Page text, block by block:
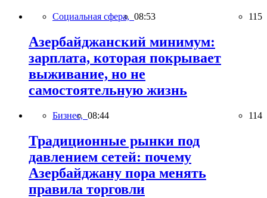
Социальная сфера, 08:53 115
Азербайджанский минимум:
зарплата, которая покрывает
выживание, но не
самостоятельную жизнь
Бизнес, 08:44 114
Традиционные рынки под
давлением сетей: почему
Азербайджану пора менять
правила торговли